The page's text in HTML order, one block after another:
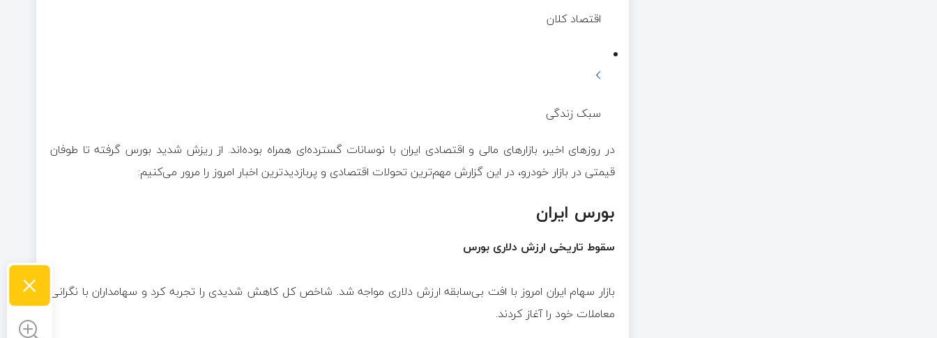
اقتصاد کلان
سبک زندگی
در روزهای اخیر، بازارهای مالی و اقتصادی ایران با نوسانات گسترده‌ای همراه بوده‌اند. از ریزش شدید بورس گرفته تا طوفان
قیمتی در بازار خودرو، در این گزارش مهم‌ترین تحولات اقتصادی و پربازدیدترین اخبار امروز را مرور می‌کنیم:
بورس ایران
سقوط تاریخی ارزش دلاری بورس
بازار سهام ایران امروز با افت بی‌سابقه ارزش دلاری مواجه شد. شاخص کل کاهش شدیدی را تجربه کرد و سهامداران با نگرانی
معاملات خود را آغاز کردند.
×